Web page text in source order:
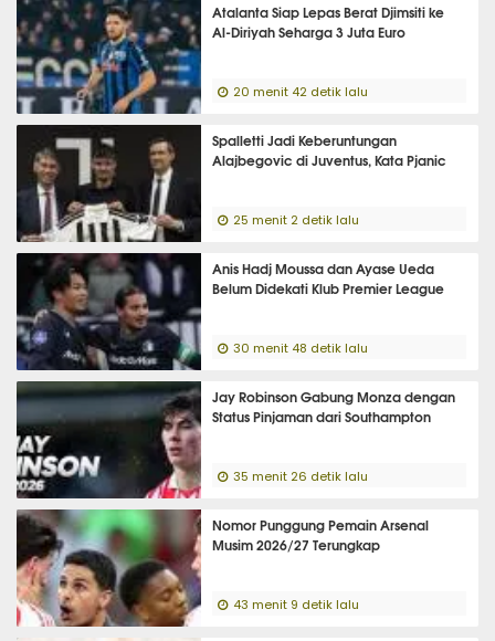
Atalanta Siap Lepas Berat Djimsiti ke
Al-Diriyah Seharga 3 Juta Euro
20 menit 42 detik lalu
Spalletti Jadi Keberuntungan
Alajbegovic di Juventus, Kata Pjanic
25 menit 2 detik lalu
Anis Hadj Moussa dan Ayase Ueda
Belum Didekati Klub Premier League
30 menit 48 detik lalu
Jay Robinson Gabung Monza dengan
Status Pinjaman dari Southampton
35 menit 26 detik lalu
Nomor Punggung Pemain Arsenal
Musim 2026/27 Terungkap
43 menit 9 detik lalu